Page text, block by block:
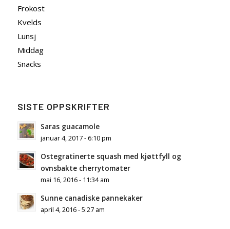
Frokost
Kvelds
Lunsj
Middag
Snacks
SISTE OPPSKRIFTER
Saras guacamole
januar 4, 2017 - 6:10 pm
Ostegratinerte squash med kjøttfyll og
ovnsbakte cherrytomater
mai 16, 2016 - 11:34 am
Sunne canadiske pannekaker
april 4, 2016 - 5:27 am